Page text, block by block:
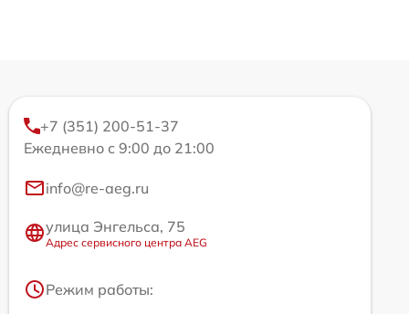
+7 (351) 200-51-37
Ежедневно с 9:00 до 21:00
info@re-aeg.ru
улица Энгельса, 75
Адрес сервисного центра AEG
Режим работы: